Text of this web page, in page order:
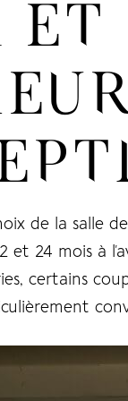
ET
de la salle
et 24 mois à
certains